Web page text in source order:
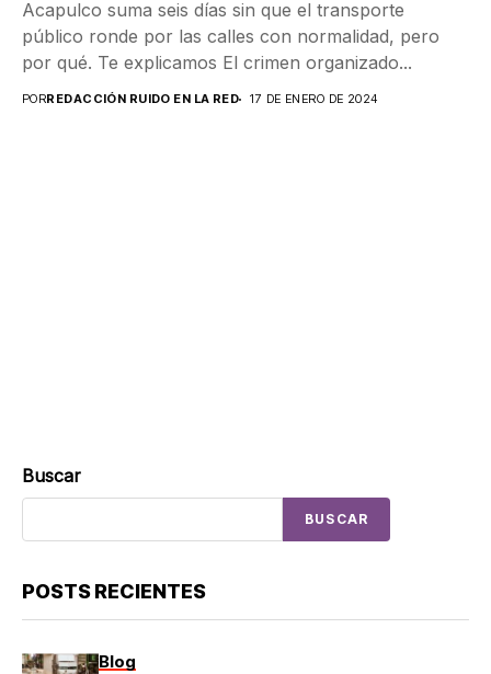
Acapulco suma seis días sin que el transporte
público ronde por las calles con normalidad, pero
por qué. Te explicamos El crimen organizado...
PORREDACCIÓN RUIDO EN LA RED 17 DE ENERO DE 2024
Buscar
BUSCAR
POSTS RECIENTES
Blog